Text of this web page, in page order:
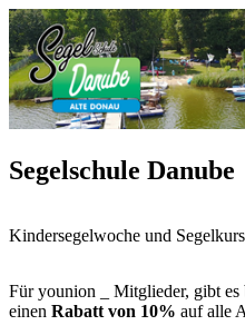
Segelschule Danube
Kindersegelwoche und
Für younion _ Mitglieder, gibt
einen Rabatt von 10% auf alle